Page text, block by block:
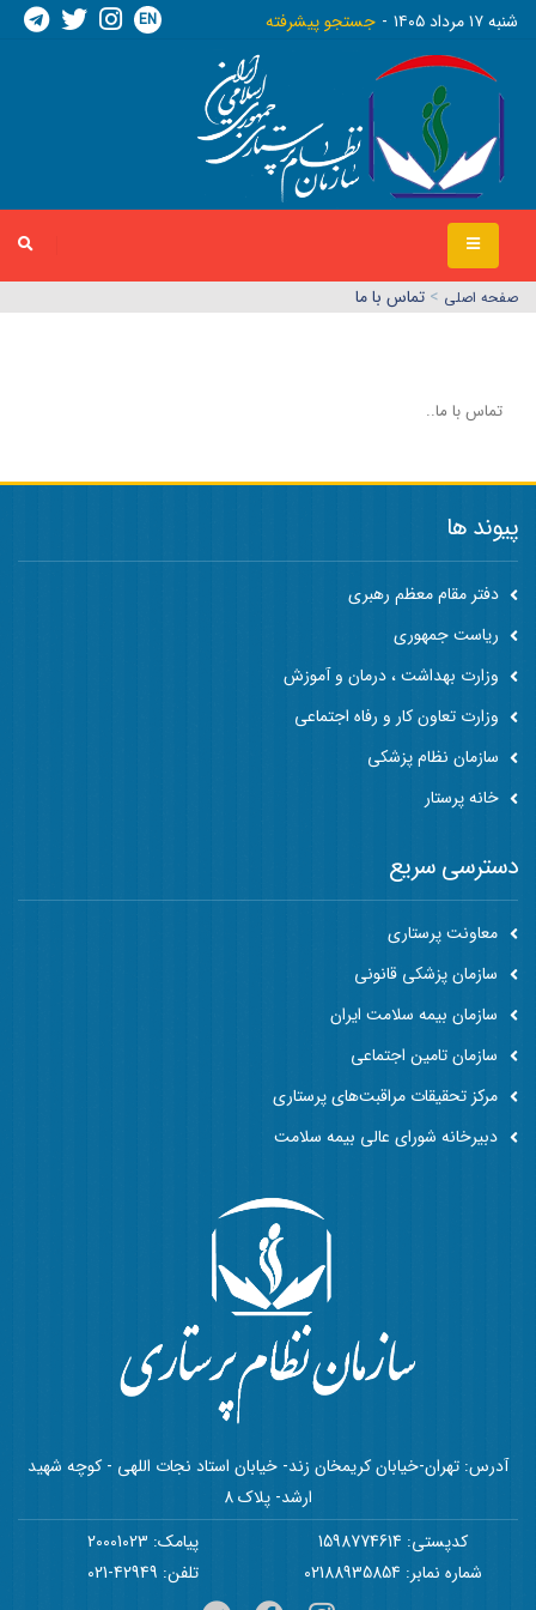
شنبه ١٧ مرداد ١٤٠٥ جستجو پیشرفته EN
صفحه اصلي > تماس با ما
تماس با ما..
پیوند ها
دفتر مقام معظم رهبری
ریاست جمهوری
وزارت بهداشت ، درمان و آموزش
وزارت تعاون کار و رفاه اجتماعی
سازمان نظام پزشکی
خانه پرستار
آدرس: تهران-خیابان کریمخان زند- خیابان استاد نجات اللهی - کوچه شهید
ارشد- پلاک 8
کدپستی: 1598774614
پیامک: 20001023
شماره نمابر: 02188935854
تلفن: 42949-021
دسترسی سریع
معاونت پرستاری
سازمان پزشکی قانونی
سازمان بیمه سلامت ایران
سازمان تامین اجتماعی
مرکز تحقیقات مراقبت‌های پرستاری
دبیرخانه شورای عالی بیمه سلامت